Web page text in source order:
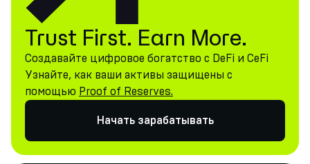
Trust First. Earn More.
Создавайте цифровое богатство с DeFi и CeFi
Узнайте, как ваши активы защищены с
помощью Proof of Reserves.
Начать зарабатывать